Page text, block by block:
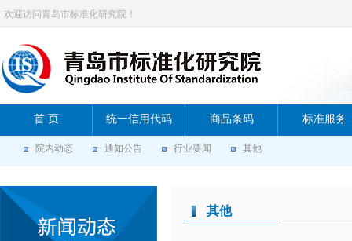
欢迎访问青岛市标准化研究院！
首 页 统一信用代码 商品条码 标准服务
院内动态 通知公告 行业要闻 其他
其他